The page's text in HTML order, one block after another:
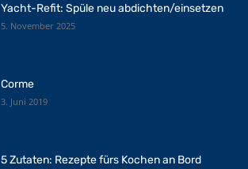
Yacht-Refit: Spüle neu abdichten/einsetzen
5. November 2025
Corme
3. Juni 2019
5 Zutaten: Rezepte fürs Kochen an Bord